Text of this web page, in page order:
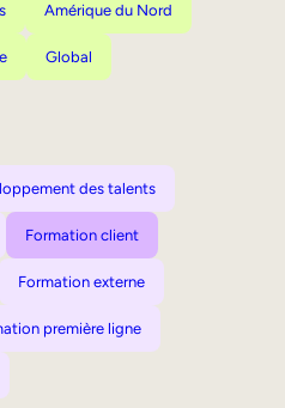
Amérique du Nord
Global
des talents
Formation client
Formation externe
première ligne